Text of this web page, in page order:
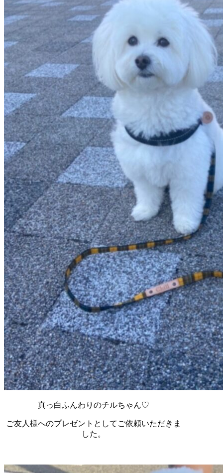
真っ白ふんわりのチルちゃん♡
ご友人様へのプレゼントとしてご依頼いただきま
した。